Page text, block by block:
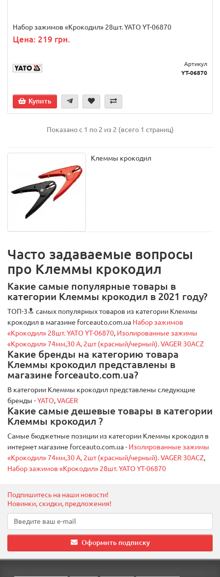
Набор зажимов «Крокодил» 28шт. YATO YT-06870
Цена: 219 грн.
Артикул
YT-06870
Купить
Показано с 1 по 2 из 2 (всего 1 страниц)
Клеммы крокодил
Часто задаваемые вопросы
про Клеммы крокодил
Какие самые популярные товары в
категории Клеммы крокодил в 2021 году?
ТОП-3🔝 самых популярных товаров из категории Клеммы
крокодил в магазине forceauto.com.ua Набор зажимов
«Крокодил» 28шт. YATO YT-06870, Изолированные зажимы
«Крокодил» 74мм,30 А, 2шт (красный/черный). VAGER 30ACZ
Какие бренды на категорию товара
Клеммы крокодил представлены в
магазине forceauto.com.ua?
В категории Клеммы крокодил представлены следующие
бренды -YATO,VAGER
Какие самые дешевые товары в категории
Клеммы крокодил ?
Самые бюджетные позиции из категории Клеммы крокодил в
интернет магазине forceauto.com.ua - Изолированные зажимы
«Крокодил» 74мм,30 А, 2шт (красный/черный). VAGER 30ACZ,
Набор зажимов «Крокодил» 28шт. YATO YT-06870
Подпишитесь на наши новости!
Новинки, скидки, предложения!
Оформить подписку